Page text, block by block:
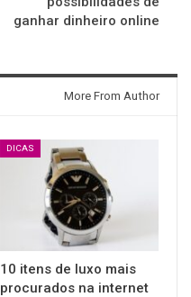
ganhar dinheiro online
More From Author
DICAS
10 itens de luxo mais
procurados na internet